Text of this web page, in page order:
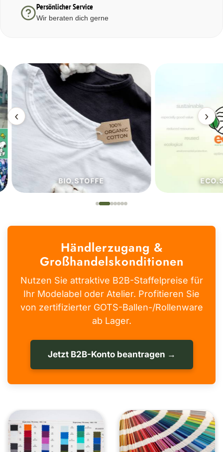
Persönlicher Service
Wir beraten dich gerne
‹
BIO.STOFFE
›
Händlerzugang &
Großhandelskonditionen
Nutzen Sie attraktive B2B-Staffelpreise für
Ihr Modelabel oder Atelier. Profitieren Sie
von zertifizierter GOTS-Ballen-/Rollenware
ab Lager.
Jetzt B2B-Konto beantragen →